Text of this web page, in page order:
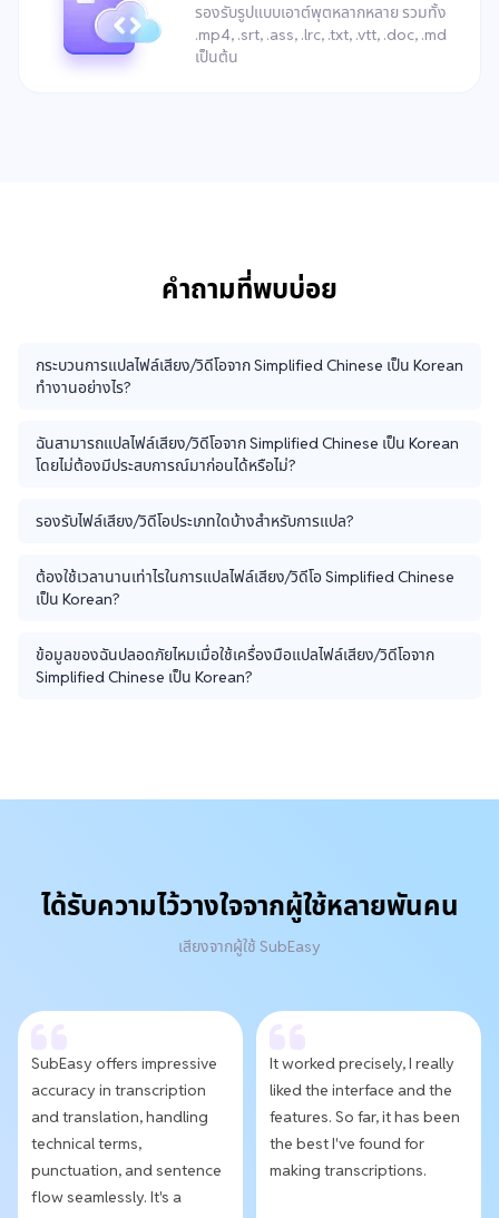
รองรับรูปแบบเอาต์พุตหลากหลาย รวมทั้ง
.mp4, .srt, .ass, .lrc, .txt, .vtt, .doc, .md
เป็นต้น
คำถามที่พบบ่อย
กระบวนการแปลไฟล์เสียง/วิดีโอจาก Simplified Chinese เป็น Korean
ทำงานอย่างไร?
ฉันสามารถแปลไฟล์เสียง/วิดีโอจาก Simplified Chinese เป็น Korean
โดยไม่ต้องมีประสบการณ์มาก่อนได้หรือไม่?
รองรับไฟล์เสียง/วิดีโอประเภทใดบ้างสำหรับการแปล?
ต้องใช้เวลานานเท่าไรในการแปลไฟล์เสียง/วิดีโอ Simplified Chinese
เป็น Korean?
ข้อมูลของฉันปลอดภัยไหมเมื่อใช้เครื่องมือแปลไฟล์เสียง/วิดีโอจาก
Simplified Chinese เป็น Korean?
ได้รับความไว้วางใจจากผู้ใช้หลายพันคน
เสียงจากผู้ใช้ SubEasy
SubEasy offers impressive
accuracy in transcription
and translation, handling
technical terms,
punctuation, and sentence
flow seamlessly. It's a
It worked precisely, I really
liked the interface and the
features. So far, it has been
the best I've found for
making transcriptions.